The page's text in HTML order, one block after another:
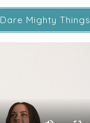
Mighty Things